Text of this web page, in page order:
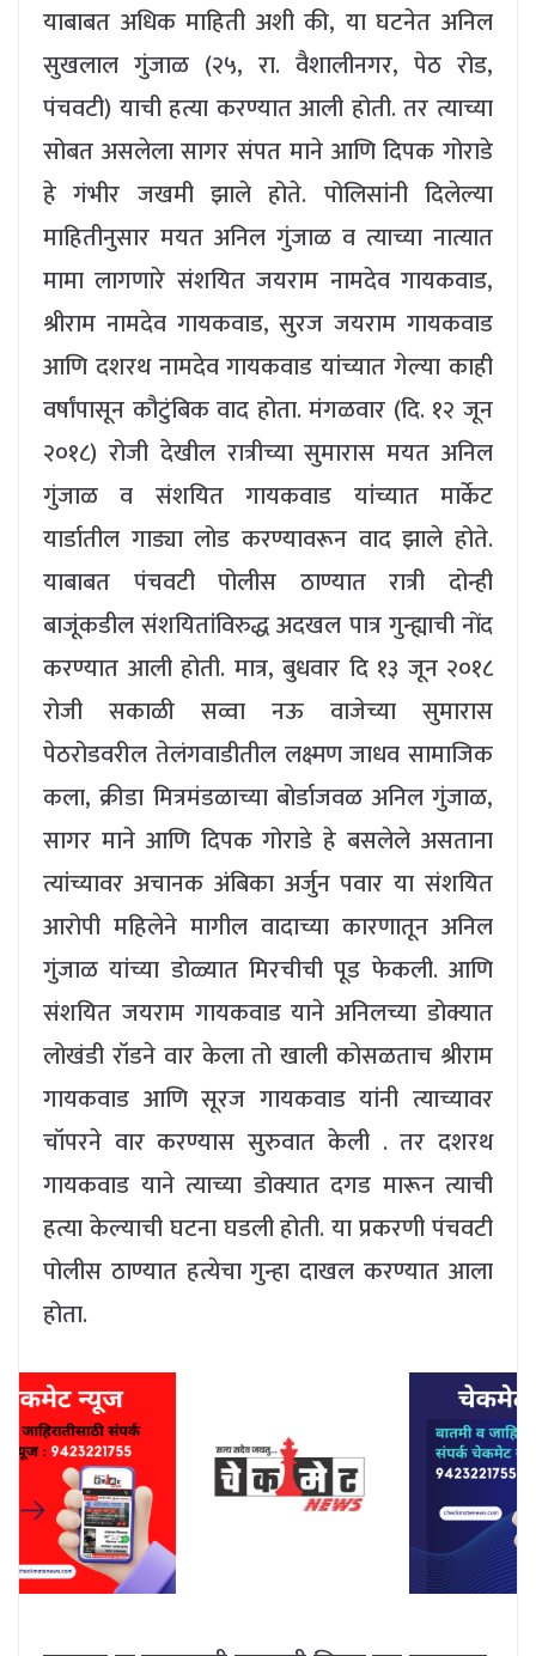
याबाबत अधिक माहिती अशी की, या घटनेत अनिल
सुखलाल गुंजाळ (२५, रा. वैशालीनगर, पेठ रोड,
पंचवटी) याची हत्या करण्यात आली होती. तर त्याच्या
सोबत असलेला सागर संपत माने आणि दिपक गोराडे
हे गंभीर जखमी झाले होते. पोलिसांनी दिलेल्या
माहितीनुसार मयत अनिल गुंजाळ व त्याच्या नात्यात
मामा लागणारे संशयित जयराम नामदेव गायकवाड,
श्रीराम नामदेव गायकवाड, सुरज जयराम गायकवाड
आणि दशरथ नामदेव गायकवाड यांच्यात गेल्या काही
वर्षांपासून कौटुंबिक वाद होता. मंगळवार (दि. १२ जून
२०१८) रोजी देखील रात्रीच्या सुमारास मयत अनिल
गुंजाळ व संशयित गायकवाड यांच्यात मार्केट
यार्डातील गाड्या लोड करण्यावरून वाद झाले होते.
याबाबत पंचवटी पोलीस ठाण्यात रात्री दोन्ही
बाजूंकडील संशयितांविरुद्ध अदखल पात्र गुन्ह्याची नोंद
करण्यात आली होती. मात्र, बुधवार दि १३ जून २०१८
रोजी सकाळी सव्वा नऊ वाजेच्या सुमारास
पेठरोडवरील तेलंगवाडीतील लक्ष्मण जाधव सामाजिक
कला, क्रीडा मित्रमंडळाच्या बोर्डाजवळ अनिल गुंजाळ,
सागर माने आणि दिपक गोराडे हे बसलेले असताना
त्यांच्यावर अचानक अंबिका अर्जुन पवार या संशयित
आरोपी महिलेने मागील वादाच्या कारणातून अनिल
गुंजाळ यांच्या डोळ्यात मिरचीची पूड फेकली. आणि
संशयित जयराम गायकवाड याने अनिलच्या डोक्यात
लोखंडी रॉडने वार केला तो खाली कोसळताच श्रीराम
गायकवाड आणि सूरज गायकवाड यांनी त्याच्यावर
चॉपरने वार करण्यास सुरुवात केली . तर दशरथ
गायकवाड याने त्याच्या डोक्यात दगड मारून त्याची
हत्या केल्याची घटना घडली होती. या प्रकरणी पंचवटी
पोलीस ठाण्यात हत्येचा गुन्हा दाखल करण्यात आला
होता.